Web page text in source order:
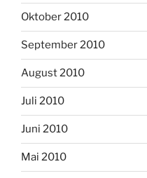
Oktober 2010
September 2010
August 2010
Juli 2010
Juni 2010
Mai 2010